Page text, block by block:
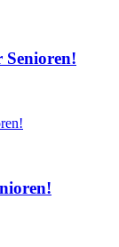
Senioren!